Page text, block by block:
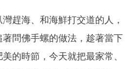
趕海、和海鮮打交道的人，
問佛手螺的做法，趁著當下
的時節，今天就把最家常、